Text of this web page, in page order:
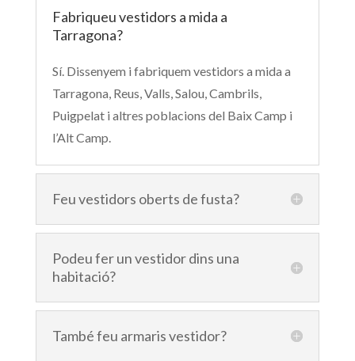
Fabriqueu vestidors a mida a
Tarragona?
Sí. Dissenyem i fabriquem vestidors a mida a
Tarragona, Reus, Valls, Salou, Cambrils,
Puigpelat i altres poblacions del Baix Camp i
l’Alt Camp.
Feu vestidors oberts de fusta?
Podeu fer un vestidor dins una
habitació?
També feu armaris vestidor?